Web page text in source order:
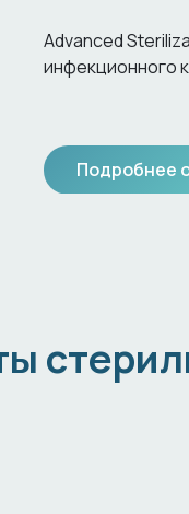
Advanced
инфекционного
Подробнее